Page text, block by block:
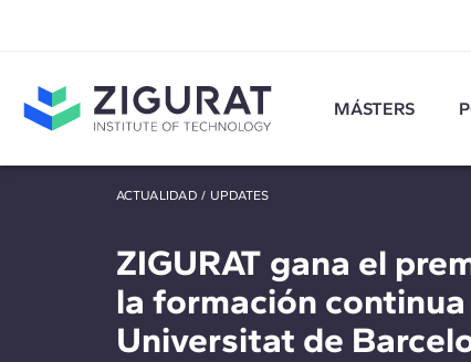
MÁSTERS
ACTUALIDAD / UPDATES
ZIGURAT gana el
la formación
Universitat de